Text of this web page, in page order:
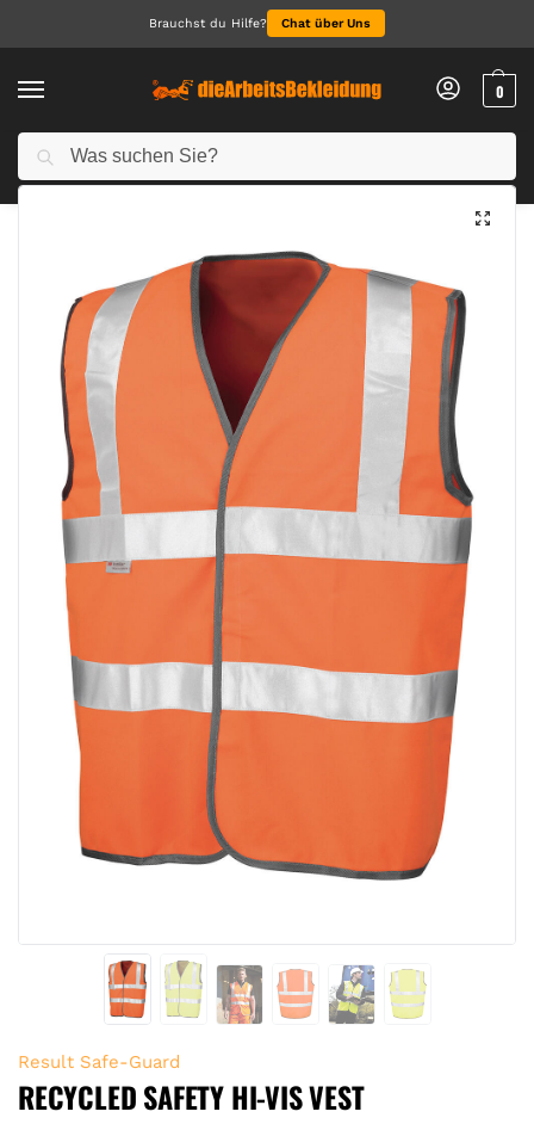
Brauchst du Hilfe? Chat über Uns
0
Start Arbeitsbekleidung / Recycled Safety Hi-Vis Vest
Result Safe-Guard
RECYCLED SAFETY HI-VIS VEST